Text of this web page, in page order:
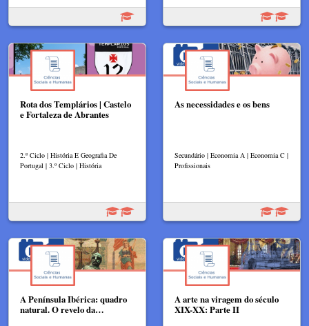
Rota dos Templários | Castelo
e Fortaleza de Abrantes
2.º Ciclo | História E Geografia De
Portugal | 3.º Ciclo | História
As necessidades e os bens
Secundário | Economia A | Economia C |
Profissionais
A Península Ibérica: quadro
natural. O revelo da…
A arte na viragem do século
XIX-XX: Parte II